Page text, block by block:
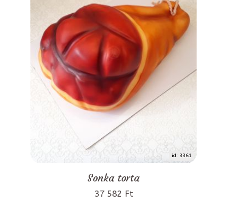
id: 3361
Sonka torta
37 582 Ft